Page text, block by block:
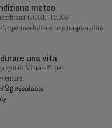
meteo
GORE-TEX®
e una traspirabilità
una vita
Vibram® per
Resolable